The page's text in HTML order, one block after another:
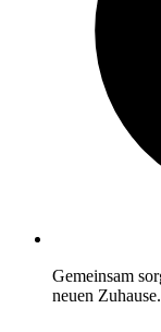
Gemeinsam
neuen Zuhause.